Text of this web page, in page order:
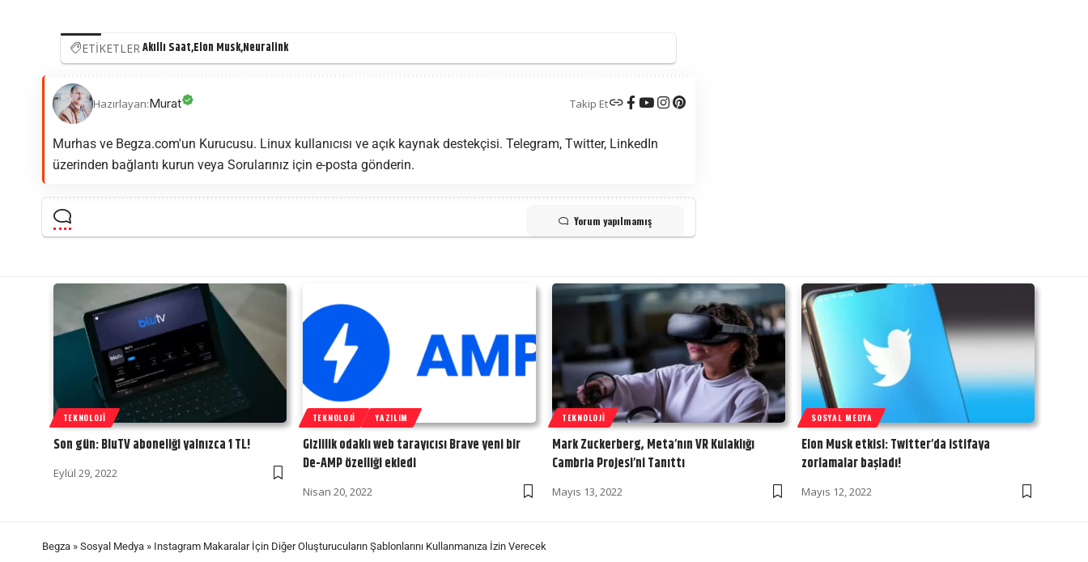
ETİKETLER Akıllı SaatElon MuskNeuralink
Hazırlayan:Murat Takip Et
Murhas ve Begza.com'un Kurucusu. Linux kullanıcısı ve açık kaynak destekçisi. Telegram, Twitter, LinkedIn
üzerinden bağlantı kurun veya Sorularınız için e-posta gönderin.
Yorum yapılmamış
TEKNOLOJI
Son gün: BluTV aboneliği yalnızca 1 TL!
Eylül 29, 2022
TEKNOLOJI YAZILIM
Gizlilik odaklı web tarayıcısı Brave yeni bir
De-AMP özelliği ekledi
Nisan 20, 2022
TEKNOLOJI
Mark Zuckerberg, Meta’nın VR Kulaklığı
Cambria Projesi’ni Tanıttı
Mayıs 13, 2022
SOSYAL MEDYA
Elon Musk etkisi: Twitter’da istifaya
zorlamalar başladı!
Mayıs 12, 2022
Begza » Sosyal Medya » Instagram Makaralar İçin Diğer Oluşturucuların Şablonlarını Kullanmanıza İzin Verecek